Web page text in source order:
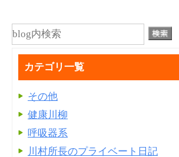
カテゴリ一覧
その他
健康川柳
呼吸器系
川村所長のプライベート日記